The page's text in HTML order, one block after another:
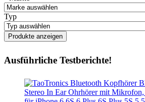
Typ
Ausführliche Testberichte!